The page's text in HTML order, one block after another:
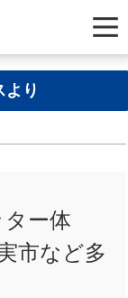
より
ー体
市など多